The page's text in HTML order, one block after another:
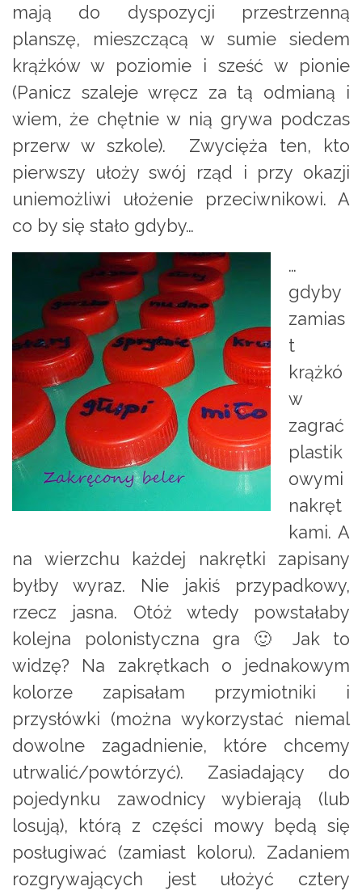
mają do dyspozycji przestrzenną
planszę, mieszczącą w sumie siedem
krążków w poziomie i sześć w pionie
(Panicz szaleje wręcz za tą odmianą i
wiem, że chętnie w nią grywa podczas
przerw w szkole). Zwycięża ten, kto
pierwszy ułoży swój rząd i przy okazji
uniemożliwi ułożenie przeciwnikowi. A
co by się stało gdyby…
…
gdyby
zamias
t
krążkó
w
zagrać
plastik
owymi
nakręt
kami. A
na wierzchu każdej nakrętki zapisany
byłby wyraz. Nie jakiś przypadkowy,
rzecz jasna. Otóż wtedy powstałaby
kolejna polonistyczna gra 🙂 Jak to
widzę? Na zakrętkach o jednakowym
kolorze zapisałam przymiotniki i
przysłówki (można wykorzystać niemal
dowolne zagadnienie, które chcemy
utrwalić/powtórzyć). Zasiadający do
pojedynku zawodnicy wybierają (lub
losują), którą z części mowy będą się
posługiwać (zamiast koloru). Zadaniem
rozgrywających jest ułożyć cztery